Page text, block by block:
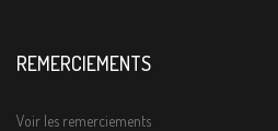
REMERCIEMENTS
Voir les remerciements